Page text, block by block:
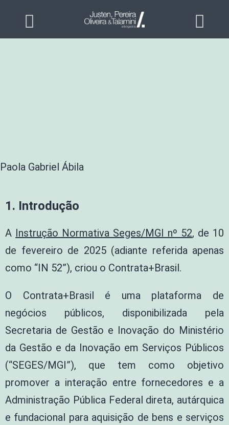
Paola Gabriel Ábila
1. Introdução
A Instrução Normativa Seges/MGI nº 52, de 10
de fevereiro de 2025 (adiante referida apenas
como “IN 52”), criou o Contrata+Brasil.
O Contrata+Brasil é uma plataforma de
negócios públicos, disponibilizada pela
Secretaria de Gestão e Inovação do Ministério
da Gestão e da Inovação em Serviços Públicos
(“SEGES/MGI”), que tem como objetivo
promover a interação entre fornecedores e a
Administração Pública Federal direta, autárquica
e fundacional para aquisição de bens e serviços